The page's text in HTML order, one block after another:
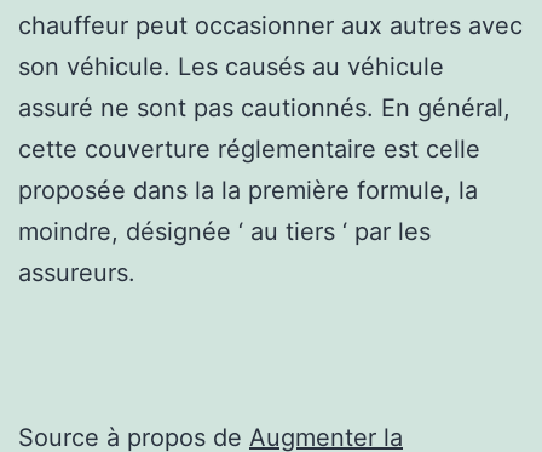
chauffeur peut occasionner aux autres avec
son véhicule. Les causés au véhicule
assuré ne sont pas cautionnés. En général,
cette couverture réglementaire est celle
proposée dans la la première formule, la
moindre, désignée ‘ au tiers ‘ par les
assureurs.
Source à propos de Augmenter la